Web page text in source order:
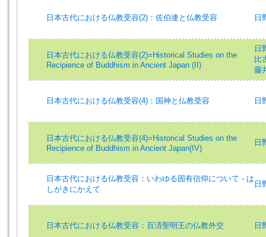
日本古代における仏教受容(2)：佐伯連と仏教受容 日
日本古代における仏教受容(2)=Historical Studies on the
Recipience of Buddhism in Ancient Japan (II)
日
比
藤
日本古代における仏教受容(4)：国神と仏教受容 日
日本古代における仏教受容(4)=Historical Studies on the
Recipience of Buddhism in Ancient Japan(IV)
日
日本古代における仏教受容：いわゆる固有信仰について - は
しがきにかえて
日
日本古代における仏教受容：百済聖明王の仏教外交 日